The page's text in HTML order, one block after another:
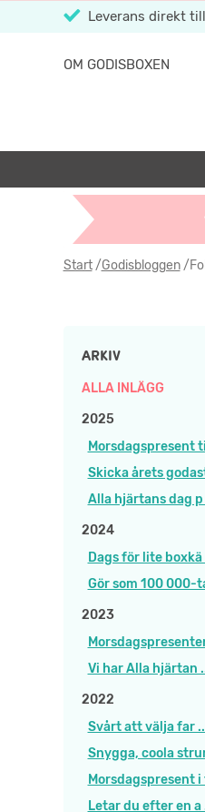
Leverans direkt
OM GODISBOXEN
Start/Godisbloggen/
ARKIV
ALLA INLÄGG
2025
Morsdagspresent
Skicka årets
Alla hjärtans dag p
2024
Dags för lite boxkä
Gör som 100 000-
2023
Vi har Alla hjärtan
2022
Svårt att välja far
Snygga, coola
Morsdagspresent i
Letar du efter en a